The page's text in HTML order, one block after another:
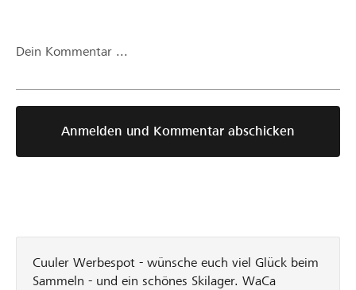
Dein Kommentar ...
Anmelden und Kommentar abschicken
Cuuler Werbespot - wünsche euch viel Glück beim
Sammeln - und ein schönes Skilager. WaCa